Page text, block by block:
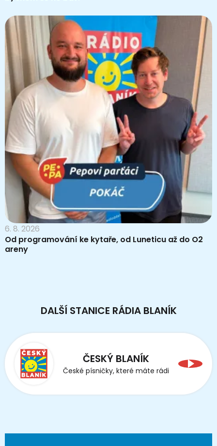
6. 8. 2026
Od programování ke kytaře, od Luneticu až do O2
areny
DALŠÍ STANICE RÁDIA BLANÍK
ČESKÝ BLANÍK
České písničky, které máte rádi